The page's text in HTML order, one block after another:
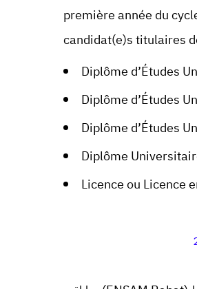
première année du
candidat(e)s titulaires
Diplôme d’Études
Diplôme d’Études
Diplôme d’Études
Diplôme
Licence ou Licence